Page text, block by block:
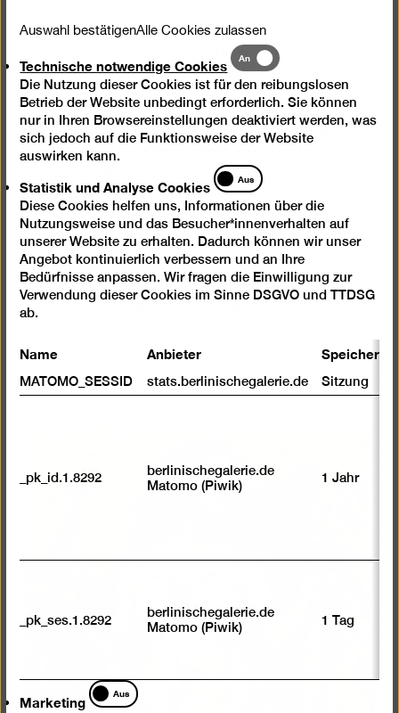
bereits deutlich progressiver und lebendiger als die
bayrische Residenzstadt. „Angefangen hat es erst in
Berlin“, soll Corinth seine Erfolgsgeschichte an der
Spree kommentiert haben.
Im Fokus der großen Schau in der Berlinischen
Galerie stehen Corinths steile Karriere und sein großer
Einfluss auf die Kunstszene der Stadt, aber auch sein
prägendes privates Umfeld.
Pressematerial
Pressemitteilung (PDF, 151 KB)
Pressebilder
Auswahl bestätigenAlle Cookies zulassen
Technische notwendige Cookies
Technische
notwendige
Cookies
An
Die Nutzung dieser Cookies ist für den reibungslosen
Betrieb der Website unbedingt erforderlich. Sie können
nur in Ihren Browsereinstellungen deaktiviert werden, was
sich jedoch auf die Funktionsweise der Website
auswirken kann.
Statistik und Analyse Cookies
Statistik
und
Analyse
Cookies
Aus
Diese Cookies helfen uns, Informationen über die
Nutzungsweise und das Besucher*innenverhalten auf
unserer Website zu erhalten. Dadurch können wir unser
Angebot kontinuierlich verbessern und an Ihre
Bedürfnisse anpassen. Wir fragen die Einwilligung zur
Verwendung dieser Cookies im Sinne DSGVO und TTDSG
ab.
Name Anbieter
MATOMO_SESSID stats.berlinischegalerie.de Sitzung
_pk_id.1.8292
berlinischegalerie.de
Matomo (Piwik)
1 Jahr
_pk_ses.1.8292
berlinischegalerie.de
Matomo (Piwik)
1 Tag
Marketing
Marketing
Aus